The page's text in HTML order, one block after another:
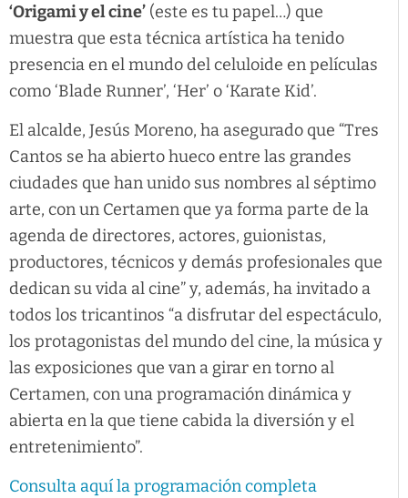
‘Origami y el cine’ (este es tu papel…) que
muestra que esta técnica artística ha tenido
presencia en el mundo del celuloide en películas
como ‘Blade Runner’, ‘Her’ o ‘Karate Kid’.
El alcalde, Jesús Moreno, ha asegurado que “Tres
Cantos se ha abierto hueco entre las grandes
ciudades que han unido sus nombres al séptimo
arte, con un Certamen que ya forma parte de la
agenda de directores, actores, guionistas,
productores, técnicos y demás profesionales que
dedican su vida al cine” y, además, ha invitado a
todos los tricantinos “a disfrutar del espectáculo,
los protagonistas del mundo del cine, la música y
las exposiciones que van a girar en torno al
Certamen, con una programación dinámica y
abierta en la que tiene cabida la diversión y el
entretenimiento”.
Consulta aquí la programación completa